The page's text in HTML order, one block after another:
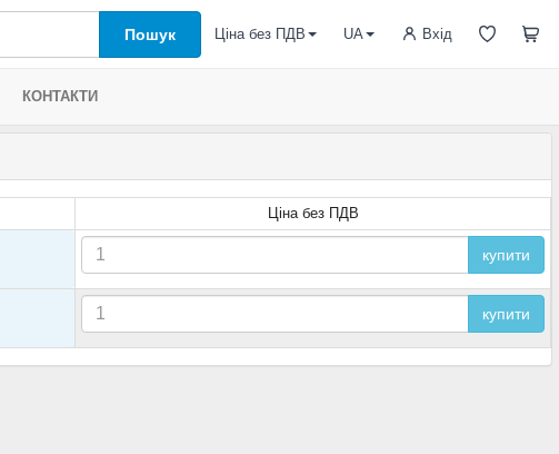
Пошук Вхід
Ціна без ПДВ UA
КОНТАКТИ
Ціна без ПДВ
купити
купити